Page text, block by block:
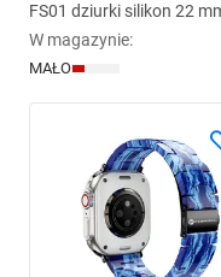
FS01 dziurki silikon 22
gwiezdny
W magazynie:
MAŁO